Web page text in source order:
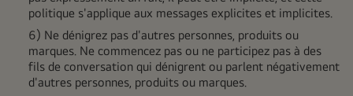
politique s'applique aux messages explicites et implicites.
6) Ne dénigrez pas d'autres personnes, produits ou
marques. Ne commencez pas ou ne participez pas à des
fils de conversation qui dénigrent ou parlent négativement
d'autres personnes, produits ou marques.